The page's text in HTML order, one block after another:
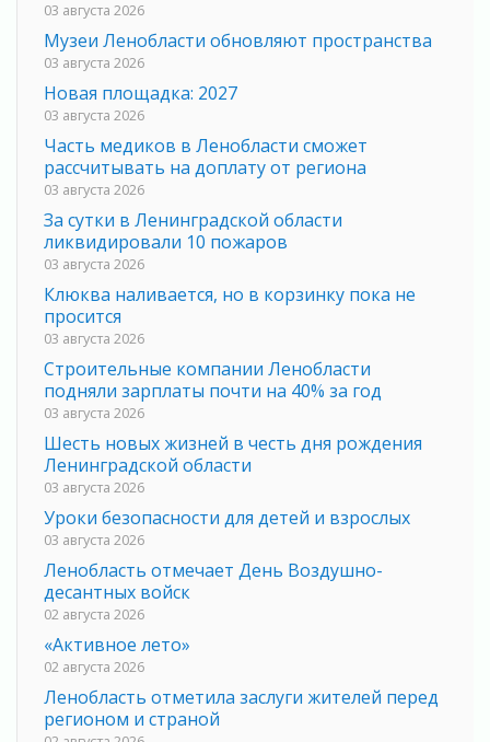
03 августа 2026
Музеи Ленобласти обновляют пространства
03 августа 2026
Новая площадка: 2027
03 августа 2026
Часть медиков в Ленобласти сможет
рассчитывать на доплату от региона
03 августа 2026
За сутки в Ленинградской области
ликвидировали 10 пожаров
03 августа 2026
Клюква наливается, но в корзинку пока не
просится
03 августа 2026
Строительные компании Ленобласти
подняли зарплаты почти на 40% за год
03 августа 2026
Шесть новых жизней в честь дня рождения
Ленинградской области
03 августа 2026
Уроки безопасности для детей и взрослых
03 августа 2026
Ленобласть отмечает День Воздушно-
десантных войск
02 августа 2026
«Активное лето»
02 августа 2026
Ленобласть отметила заслуги жителей перед
регионом и страной